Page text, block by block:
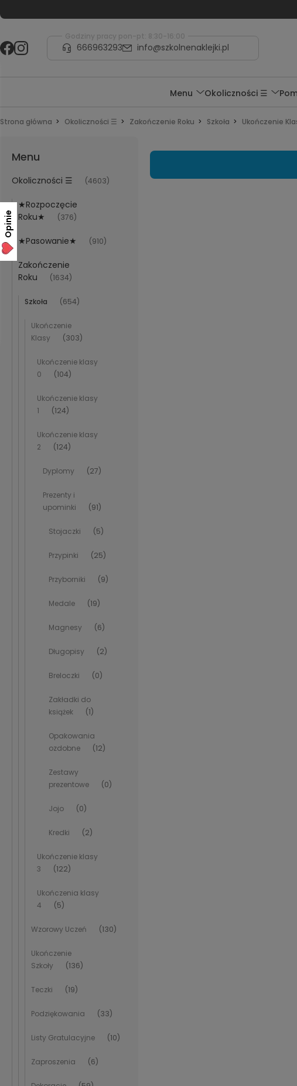
Godziny pracy pon-pt: 8:30-16:00
666963293 info@szkolnenaklejki.pl
Menu Okoliczności ☰
Strona główna Okoliczności ☰ Zakończenie Roku Szkoła Ukończenie
Menu
Okoliczności ☰ (4603)
★Rozpoczęcie
Roku★
(376)
★Pasowanie★ (910)
Zakończenie
Roku
(1634)
Szkoła (654)
Ukończenie
Klasy
(303)
Ukończenie klasy
0
(104)
Ukończenie klasy
1
(124)
Ukończenie klasy
2
(124)
Dyplomy (27)
Prezenty i
upominki
(91)
Stojaczki (5)
Przypinki (25)
Przyborniki (9)
Medale (19)
Magnesy (6)
Długopisy (2)
Breloczki (0)
Zakładki do
książek
(1)
Opakowania
ozdobne
(12)
Zestawy
prezentowe
(0)
Jojo (0)
Kredki (2)
Ukończenie klasy
3
(122)
Ukończenia klasy
4
(5)
Wzorowy Uczeń (130)
Ukończenie
Szkoły
(136)
Teczki (19)
Podziękowania (33)
Listy Gratulacyjne (10)
Zaproszenia (6)
Opinie